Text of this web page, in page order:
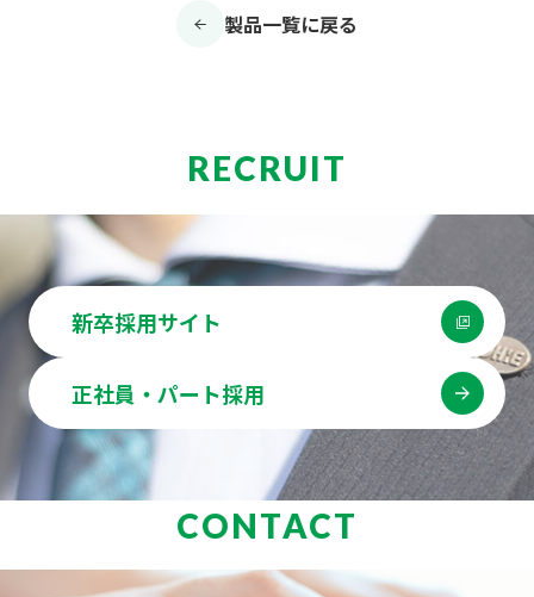
製品一覧に戻る
RECRUIT
新卒採用サイト
正社員・パート採用
CONTACT